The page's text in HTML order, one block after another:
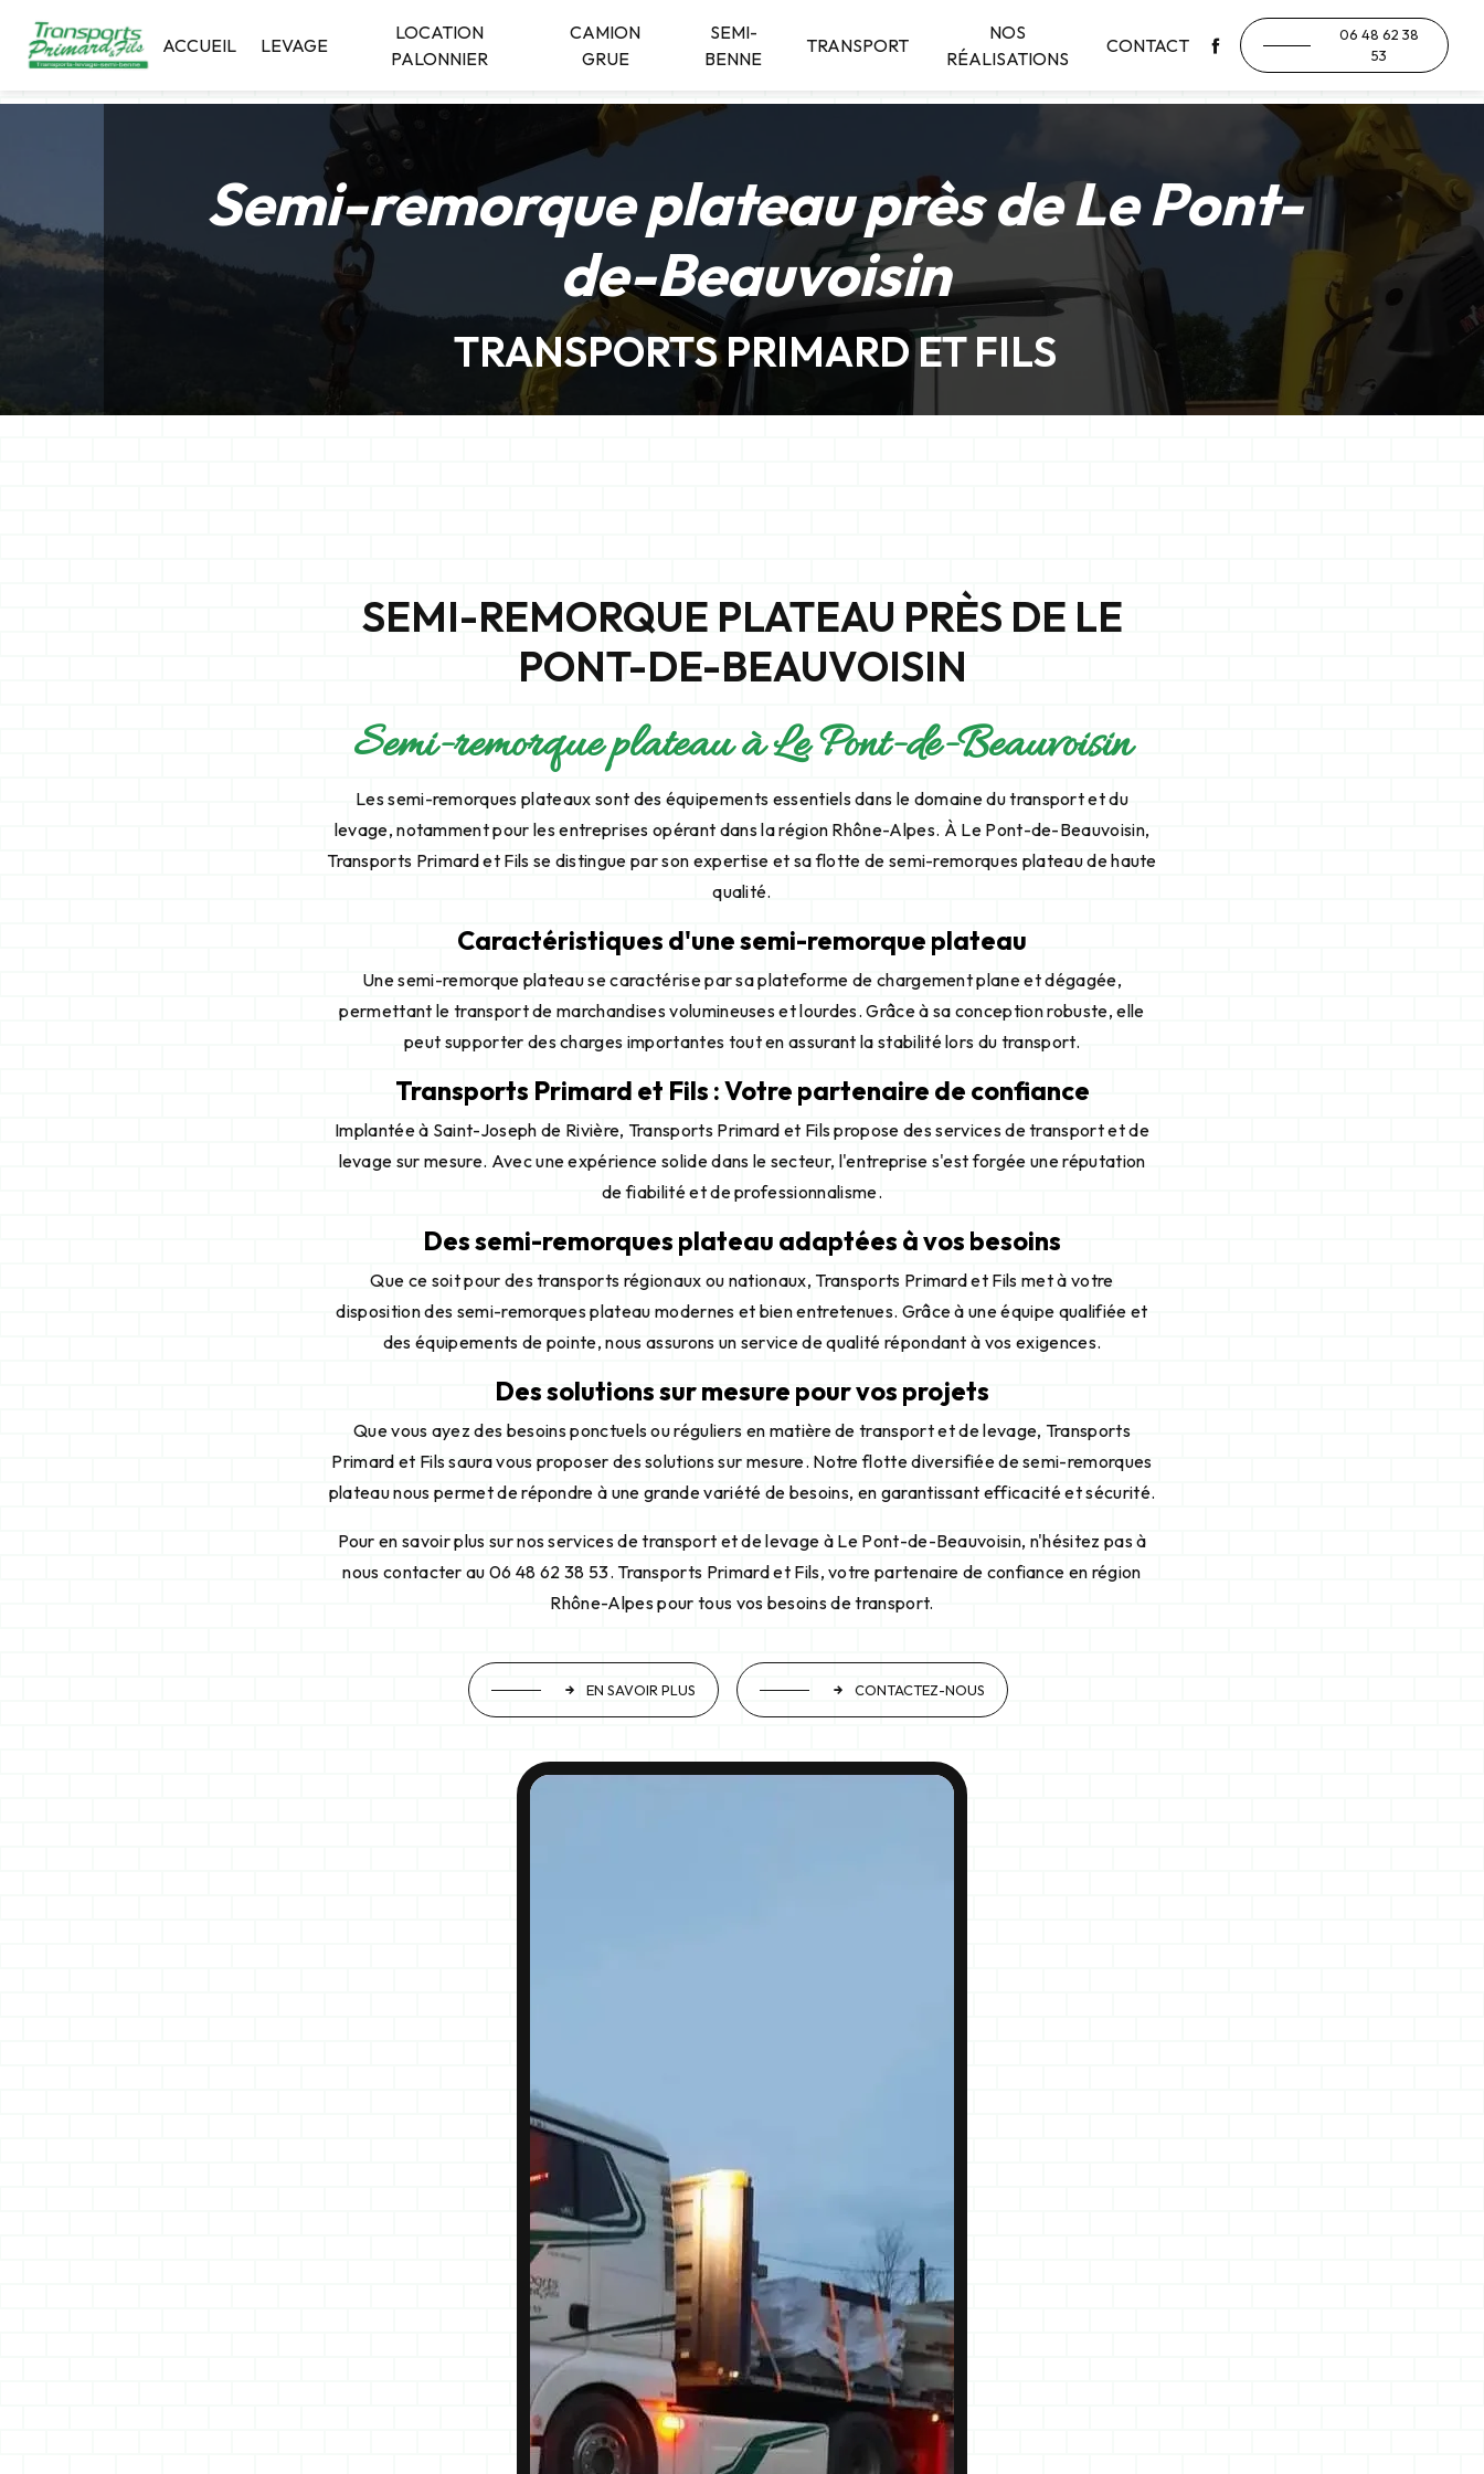
ACCUEIL LEVAGE
LOCATION
PALONNIER
CAMION
GRUE
SEMI-
BENNE
TRANSPORT
NOS
RÉALISATIONS
CONTACT
06 48 62 38
53
Semi-remorque plateau près de Le Pont-
de-Beauvoisin
TRANSPORTS PRIMARD ET FILS
SEMI-REMORQUE PLATEAU PRÈS DE LE
PONT-DE-BEAUVOISIN
Semi-remorque plateau à Le Pont-de-Beauvoisin
Les semi-remorques plateaux sont des équipements essentiels dans le domaine du transport et du
levage, notamment pour les entreprises opérant dans la région Rhône-Alpes. À Le Pont-de-Beauvoisin,
Transports Primard et Fils se distingue par son expertise et sa flotte de semi-remorques plateau de haute
qualité.
Caractéristiques d'une semi-remorque plateau
Une semi-remorque plateau se caractérise par sa plateforme de chargement plane et dégagée,
permettant le transport de marchandises volumineuses et lourdes. Grâce à sa conception robuste, elle
peut supporter des charges importantes tout en assurant la stabilité lors du transport.
Transports Primard et Fils : Votre partenaire de confiance
Implantée à Saint-Joseph de Rivière, Transports Primard et Fils propose des services de transport et de
levage sur mesure. Avec une expérience solide dans le secteur, l'entreprise s'est forgée une réputation
de fiabilité et de professionnalisme.
Des semi-remorques plateau adaptées à vos besoins
Que ce soit pour des transports régionaux ou nationaux, Transports Primard et Fils met à votre
disposition des semi-remorques plateau modernes et bien entretenues. Grâce à une équipe qualifiée et
des équipements de pointe, nous assurons un service de qualité répondant à vos exigences.
Des solutions sur mesure pour vos projets
Que vous ayez des besoins ponctuels ou réguliers en matière de transport et de levage, Transports
Primard et Fils saura vous proposer des solutions sur mesure. Notre flotte diversifiée de semi-remorques
plateau nous permet de répondre à une grande variété de besoins, en garantissant efficacité et sécurité.
Pour en savoir plus sur nos services de transport et de levage à Le Pont-de-Beauvoisin, n'hésitez pas à
nous contacter au 06 48 62 38 53. Transports Primard et Fils, votre partenaire de confiance en région
Rhône-Alpes pour tous vos besoins de transport.
EN SAVOIR PLUS CONTACTEZ-NOUS